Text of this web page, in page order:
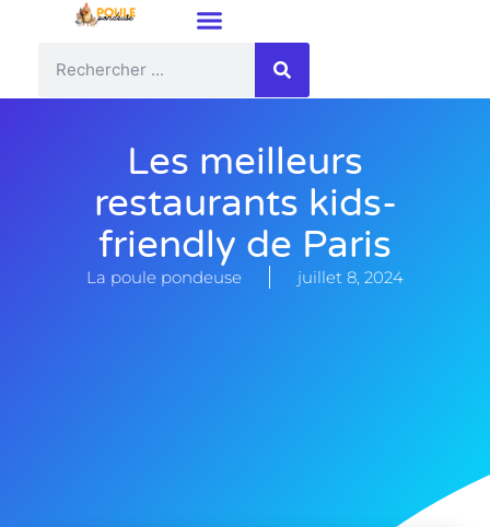
Les meilleurs
restaurants kids-
friendly de Paris
La poule pondeuse juillet 8, 2024